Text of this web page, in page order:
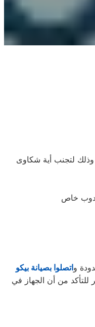
وذلك لتجنب أية شكاوى
واتصلوا بصيانة بيكو
المنزلية قبل افتراقهُ منَّا! ستحتاجون إلى كل ما تطلبونه من صيانة وتجديد الجهاز، وإصلاح جميع الأعطال. كما يلزم متابعة كل 3 أشهر للتأكد من أن الجهاز في